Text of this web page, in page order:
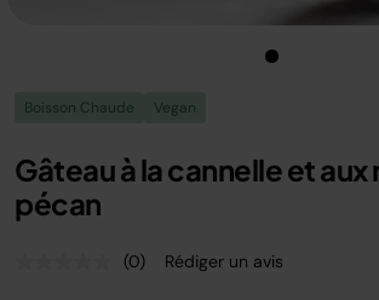
Boisson Chaude Vegan
Gâteau à la cannelle et aux
pécan
Aucune
(0) Rédiger un avis